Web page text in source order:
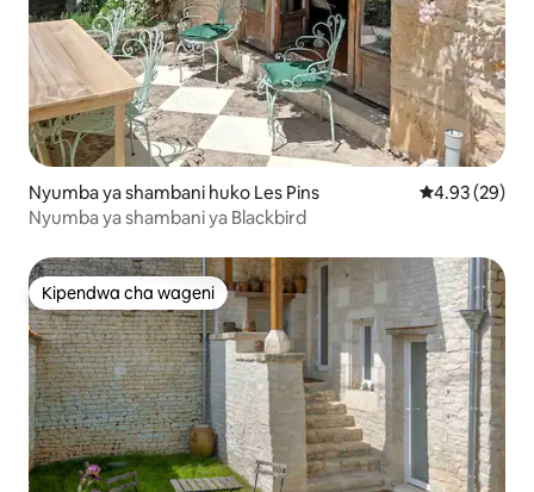
Nyumba ya shambani huko Les Pins Ukadiriaji wa
4.93 (29)
Nyumba ya shambani ya Blackbird
Kipendwa cha wageni
Kipendwa cha wageni